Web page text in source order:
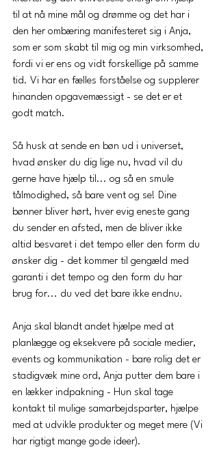
til at nå mine mål og drømme og det har i
den her ombæring manifesteret sig i Anja,
som er som skabt til mig og min virksomhed,
fordi vi er ens og vidt forskellige på samme
tid. Vi har en fælles forståelse og supplerer
hinanden opgavemæssigt - se det er et
godt match.
Så husk at sende en bøn ud i universet,
hvad ønsker du dig lige nu, hvad vil du
gerne have hjælp til... og så en smule
tålmodighed, så bare vent og se! Dine
bønner bliver hørt, hver evig eneste gang
du sender en afsted, men de bliver ikke
altid besvaret i det tempo eller den form du
ønsker dig - det kommer til gengæld med
garanti i det tempo og den form du har
brug for... du ved det bare ikke endnu.
Anja skal blandt andet hjælpe med at
planlægge og eksekvere på sociale medier,
events og kommunikation - bare rolig det er
stadigvæk mine ord, Anja putter dem bare i
en lækker indpakning - Hun skal tage
kontakt til mulige samarbejdsparter, hjælpe
med at udvikle produkter og meget mere (Vi
har rigtigt mange gode ideer).